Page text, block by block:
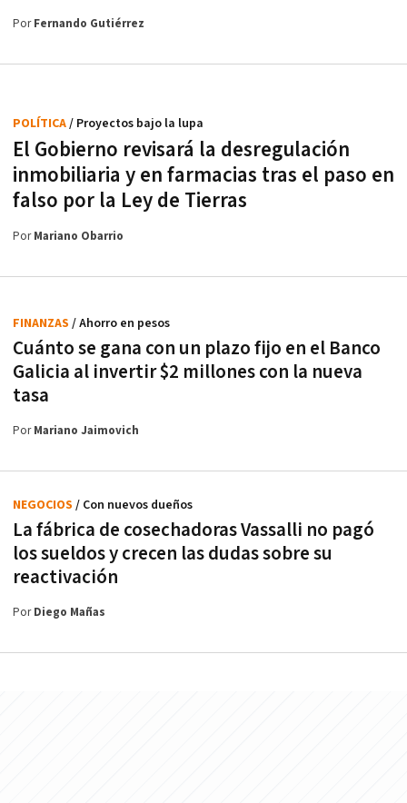
PorFernando Gutiérrez
El Gobierno revisará la desregulación
inmobiliaria y en farmacias tras el paso en
falso por la Ley de Tierras
POLÍTICA/ Proyectos bajo la lupa
PorMariano Obarrio
Cuánto se gana con un plazo fijo en el Banco
Galicia al invertir $2 millones con la nueva
tasa
FINANZAS / Ahorro en pesos
PorMariano Jaimovich
La fábrica de cosechadoras Vassalli no pagó
los sueldos y crecen las dudas sobre su
reactivación
NEGOCIOS / Con nuevos dueños
PorDiego Mañas